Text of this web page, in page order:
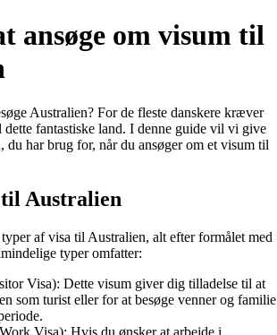
ansøge om visum til
Australien? For de fleste danskere kræver
dette fantastiske land. I denne guide vil vi give
du har brug for, når du ansøger om et visum til
Australien
af visa til Australien, alt efter formålet med
typer omfatter:
Visa): Dette visum giver dig tilladelse til at
som turist eller for at besøge venner og familie
Visa): Hvis du ønsker at arbejde i